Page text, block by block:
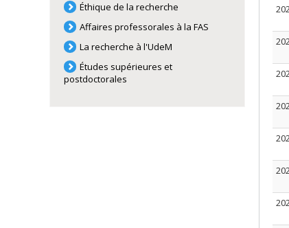
Éthique de la recherche
Affaires professorales à la FAS
La recherche à l'UdeM
Études supérieures et
postdoctorales